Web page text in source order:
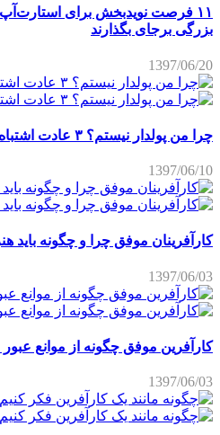
۱۱ فرصت نویدبخش برای
بزرگی برجای بگذارند
1397/06/20
چرا من پولدار نیستم؟ ۳ عادت اشتباه مانع پولدار شدن
1397/06/10
کارآفرینان موفق چرا و چگونه باید
1397/06/03
کارآفرین موفق چگونه از موانع
1397/06/03